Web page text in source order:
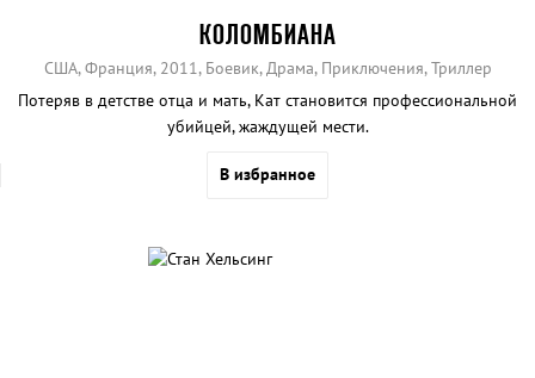
КОЛОМБИАНА
США, Франция, 2011, Боевик, Драма, Приключения, Триллер
Потеряв в детстве отца и мать, Кат становится профессиональной
убийцей, жаждущей мести.
В избранное